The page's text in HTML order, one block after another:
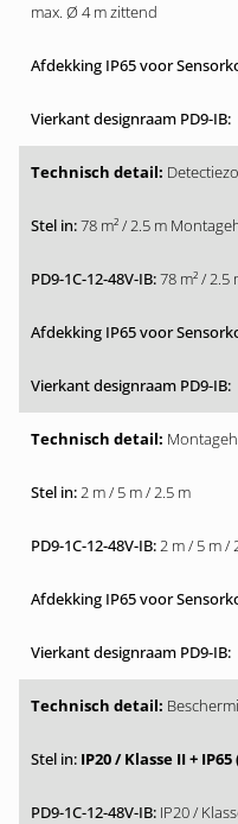
max. Ø 4 m zittend
78 m² / 2.5 m
78 m² /
2 m / 5 m / 2.5 m
2 m / 5 m /
IP20 / Klasse II + IP65
IP20 /